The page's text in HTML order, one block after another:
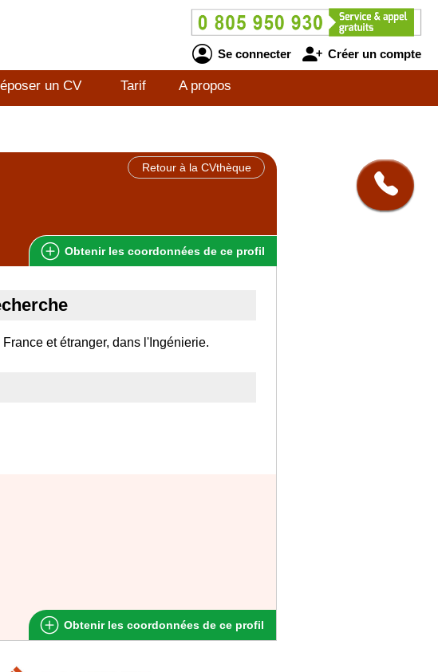
Se connecter Créer un compte
un CV Tarif A propos
Retour à la CVthèque
Obtenir les coordonnées de ce profil
et étranger, dans l'Ingénierie.
Obtenir les coordonnées de ce profil